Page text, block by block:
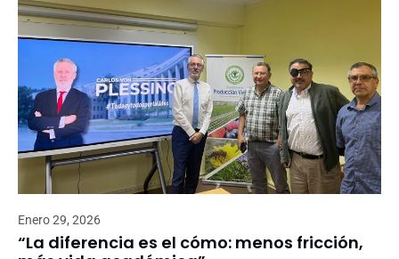
Enero 29, 2026
“La diferencia es el cómo: menos fricción,